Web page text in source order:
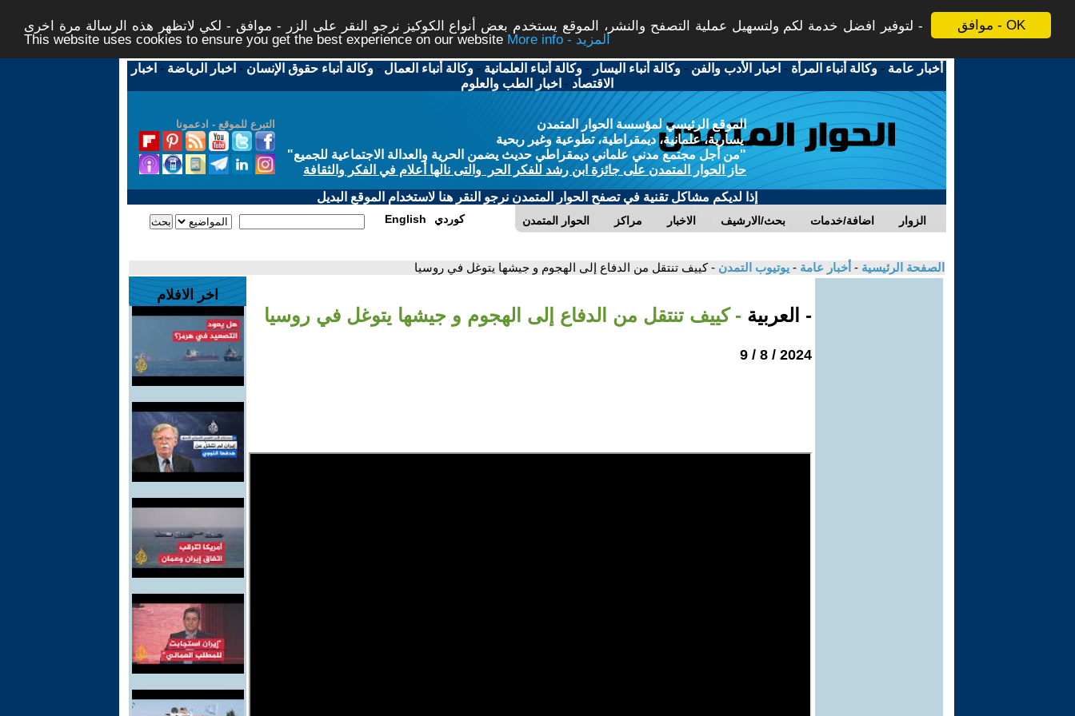
موافق - OK
لتوفير افضل خدمة لكم ولتسهيل عملية التصفح والنشر، الموقع يستخدم بعض أنواع الكوكيز نرجو النقر على الزر - موافق - لكي لاتظهر هذه الرسالة مرة اخرى -
This website uses cookies to ensure you get the best experience on our website
More info - المزيد
أخبار عامة -وكالة أنباء المرأة - اخبار الأدب والفن -وكالة أنباء اليسار -وكالة أنباء العلمانية -وكالة أنباء العمال -وكالة أنباء حقوق الإنسان - اخبار الرياضة - اخبار
الاقتصاد - اخبار الطب والعلوم
التبرع للموقع - ادعمونا
الموقع الرئيسي لمؤسسة الحوار المتمدن
يسارية، علمانية، ديمقراطية، تطوعية وغير ربحية
"من أجل مجتمع مدني علماني ديمقراطي حديث يضمن الحرية والعدالة الاجتماعية للجميع"
حاز الحوار المتمدن على جائزة ابن رشد للفكر الحر والتى نالها أعلام في الفكر والثقافة
إذا لديكم مشاكل تقنية في تصفح الحوار المتمدن نرجو النقر هنا لاستخدام الموقع البديل
الحوار المتمدن مراكز الاخبار بحث/الارشيف اضافة/خدمات الزوار English كوردي
الصفحة الرئيسية - أخبار عامة - يوتيوب التمدن - كييف تنتقل من الدفاع إلى الهجوم و جيشها يتوغل في روسيا
- العربية - كييف تنتقل من الدفاع إلى الهجوم و جيشها يتوغل في روسيا
2024 / 8 / 9
اخر الافلام